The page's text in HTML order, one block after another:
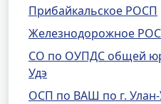
Прибайкальское РОСП
Железнодорожное
СО по ОУПДС общей
Удэ
ОСП по ВАШ по г. Улан-